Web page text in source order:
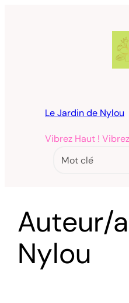
Le Jardin de Nylou
Vibrez Haut !
Rechercher
Auteur/
Nylou